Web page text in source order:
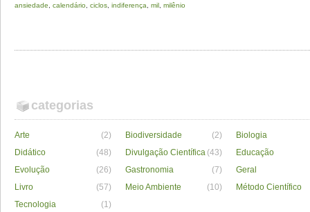
ansiedade calendário ciclos indiferença mil milênio
categorias
Arte (2) Biodiversidade (2)
Biologia
Didático
(48) Divulgação Científica (43)
Educação
Evolução
(26) Gastronomia (7)
Geral
Livro
(57) Meio Ambiente (10)
Método Científico
Tecnologia
(1)